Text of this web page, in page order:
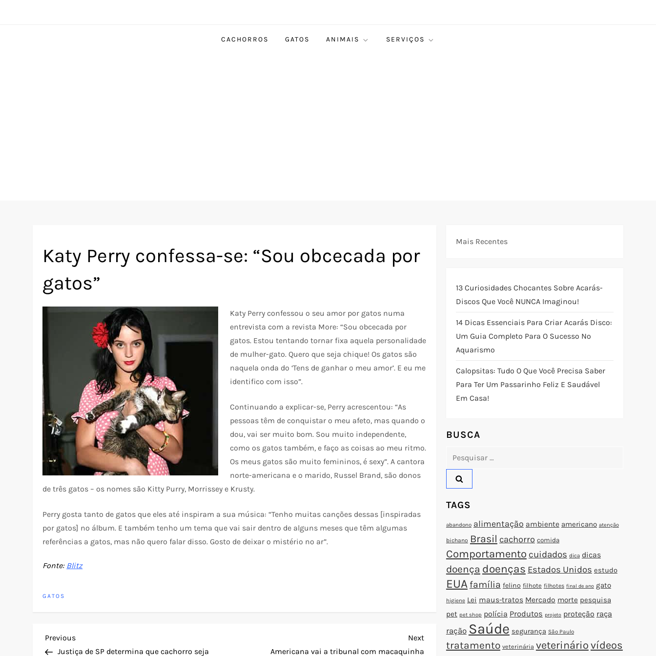
CACHORROS GATOS ANIMAIS SERVIÇOS
Katy Perry confessa-se: “Sou obcecada por
gatos”
Katy Perry confessou o seu amor por gatos numa
entrevista com a revista More: “Sou obcecada por
gatos. Estou tentando tornar fixa aquela personalidade
de mulher-gato. Quero que seja chique! Os gatos são
naquela onda do ‘Tens de ganhar o meu amor’. E eu me
identifico com isso”.
Continuando a explicar-se, Perry acrescentou: “As
pessoas têm de conquistar o meu afeto, mas quando o
dou, vai ser muito bom. Sou muito independente,
como os gatos também, e faço as coisas ao meu ritmo.
Os meus gatos são muito femininos, é sexy”. A cantora
norte-americana e o marido, Russel Brand, são donos
de três gatos – os nomes são Kitty Purry, Morrissey e Krusty.
Perry gosta tanto de gatos que eles até inspiram a sua música: “Tenho muitas canções dessas [inspiradas
por gatos] no álbum. E também tenho um tema que vai sair dentro de alguns meses que têm algumas
referências a gatos, mas não quero falar disso. Gosto de deixar o mistério no ar”.
Fonte: Blitz
GATOS
N
Previous
Post
Previous
Justiça de SP determina que cachorro seja
Next
Post
Next
Americana vai a tribunal com macaquinha
Mais Recentes
13 Curiosidades Chocantes Sobre Acarás-
Discos Que Você NUNCA Imaginou!
14 Dicas Essenciais Para Criar Acarás Disco:
Um Guia Completo Para O Sucesso No
Aquarismo
Calopsitas: Tudo O Que Você Precisa Saber
Para Ter Um Passarinho Feliz E Saudável
Em Casa!
BUSCA
Pesquisar
TAGS
abandono alimentação ambiente americano atenção
bichano Brasil cachorro comida
Comportamento cuidados dica dicas
doença doenças Estados Unidos estudo
EUA família felino filhote filhotes final de ano gato
higiene Lei maus-tratos Mercado morte pesquisa
pet pet shop polícia Produtos projeto proteção raça
ração Saúde segurança São Paulo
tratamento veterinária veterináriovídeos